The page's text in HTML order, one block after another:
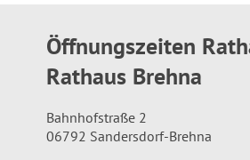
Öffnungszeiten
Rathaus Brehna
Bahnhofstraße 2
06792 Sandersdorf-Brehna